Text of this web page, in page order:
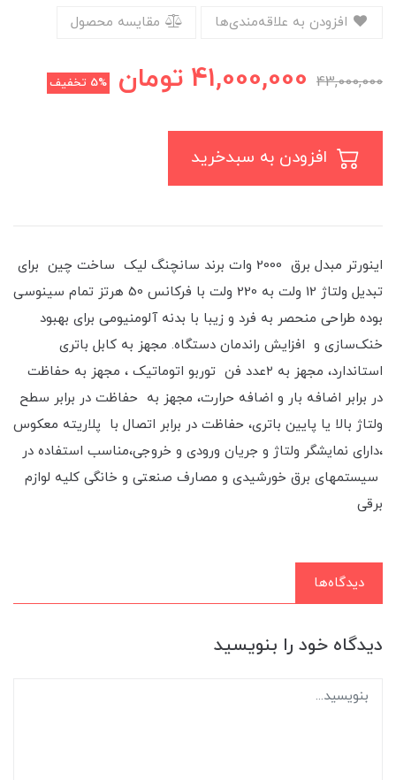
مقایسه محصول
43,000,000
41,000,000 تومان 5% تخفیف
​​​​اینورتر مبدل برق 2000 وات برند سانچنگ لیک ساخت چین برای
تبدیل ولتاژ 12 ولت به 220 ولت با فرکانس 50 هرتز تمام سینوسی
بوده طراحی منحصر به فرد و زیبا با بدنه آلومنیومی برای بهبود
خنک‌سازی و افزایش راندمان دستگاه. مجهز به کابل باتری
استاندارد، مجهز به ۲عدد فن توربو اتوماتیک ، مجهز به حفاظت
در برابر اضافه بار و اضافه حرارت، مجهز به حفاظت در برابر سطح
ولتاژ بالا یا پایین باتری، حفاظت در برابر اتصال با پلاریته معکوس
،دارای نمایشگر ولتاژ و جریان ورودی و خروجی،مناسب استفاده در
سیستمهای برق خورشیدی و مصارف صنعتی و خانگی کلیه لوازم
برقی
دیدگاه‌ها
دیدگاه خود را بنویسید